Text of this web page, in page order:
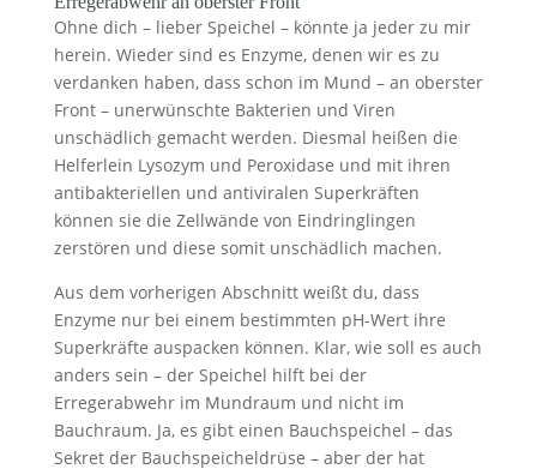
Ohne dich – lieber Speichel – könnte ja jeder zu mir
herein. Wieder sind es Enzyme, denen wir es zu
verdanken haben, dass schon im Mund – an oberster
Front – unerwünschte Bakterien und Viren
unschädlich gemacht werden. Diesmal heißen die
Helferlein Lysozym und Peroxidase und mit ihren
antibakteriellen und antiviralen Superkräften
können sie die Zellwände von Eindringlingen
zerstören und diese somit unschädlich machen.
Aus dem vorherigen Abschnitt weißt du, dass
Enzyme nur bei einem bestimmten pH-Wert ihre
Superkräfte auspacken können. Klar, wie soll es auch
anders sein – der Speichel hilft bei der
Erregerabwehr im Mundraum und nicht im
Bauchraum. Ja, es gibt einen Bauchspeichel – das
Sekret der Bauchspeicheldrüse – aber der hat